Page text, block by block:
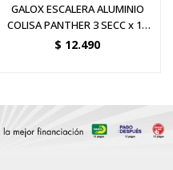
GALOX ESCALERA ALUMINIO
COLISA PANTHER 3 SECC x 12
ESC
$ 12.490